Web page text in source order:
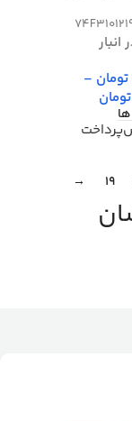
تومان –
تومان
19
→